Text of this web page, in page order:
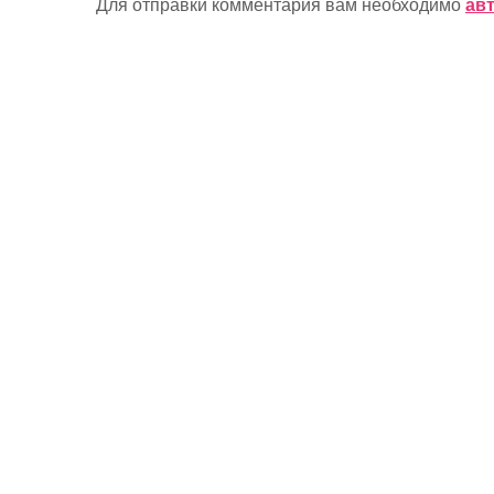
Для отправки комментария вам необходимо